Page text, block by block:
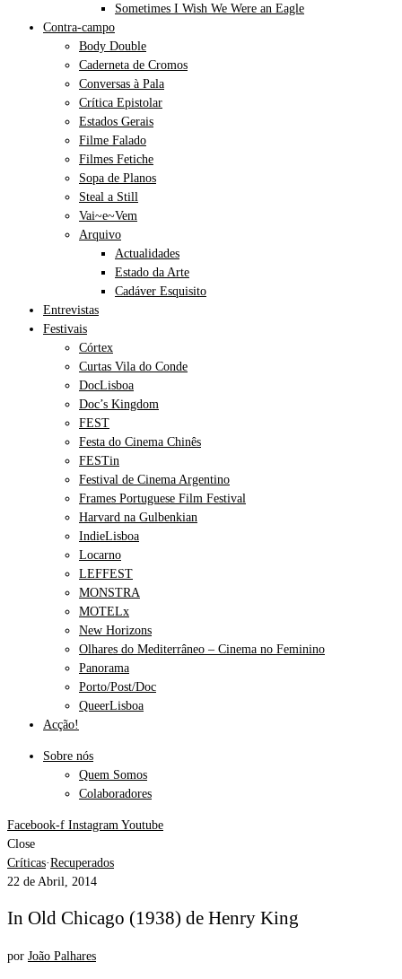
Sometimes I Wish We Were an Eagle
Contra-campo
Body Double
Caderneta de Cromos
Conversas à Pala
Crítica Epistolar
Estados Gerais
Filme Falado
Filmes Fetiche
Sopa de Planos
Steal a Still
Vai~e~Vem
Arquivo
Actualidades
Estado da Arte
Cadáver Esquisito
Entrevistas
Festivais
Córtex
Curtas Vila do Conde
DocLisboa
Doc’s Kingdom
FEST
Festa do Cinema Chinês
FESTin
Festival de Cinema Argentino
Frames Portuguese Film Festival
Harvard na Gulbenkian
IndieLisboa
Locarno
LEFFEST
MONSTRA
MOTELx
New Horizons
Olhares do Mediterrâneo – Cinema no Feminino
Panorama
Porto/Post/Doc
QueerLisboa
Acção!
Sobre nós
Quem Somos
Colaboradores
Facebook-f Instagram Youtube
Close
Críticas·Recuperados
22 de Abril, 2014
In Old Chicago (1938) de Henry King
por João Palhares